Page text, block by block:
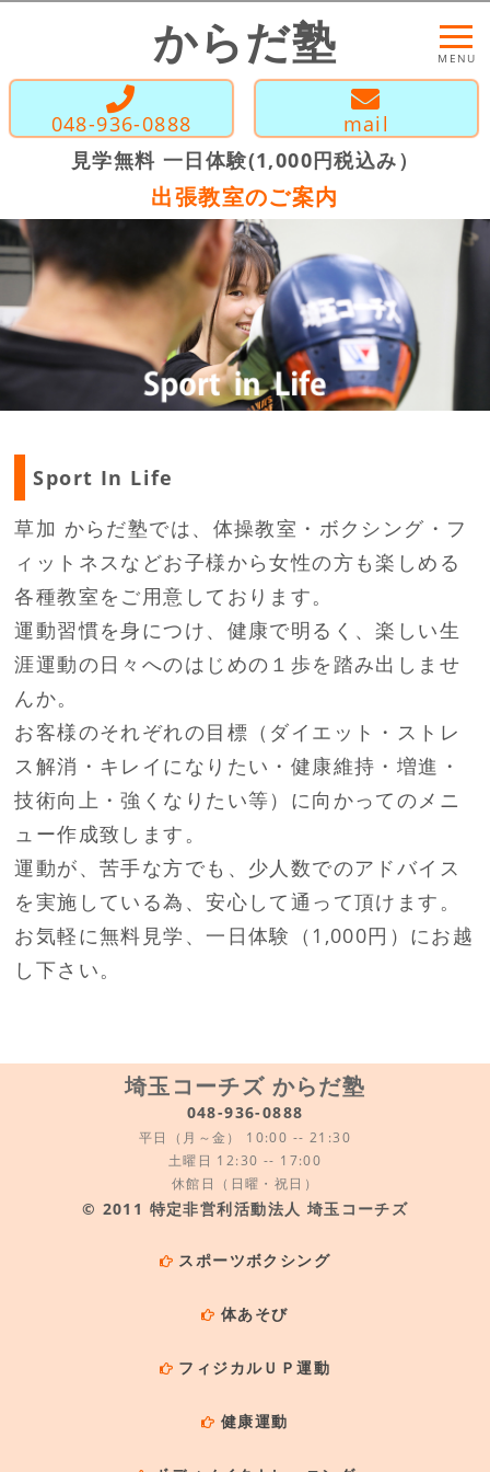
からだ塾 MENU
048-936-0888
mail
見学無料 一日体験(1,000円税込み）
出張教室のご案内
Sport In Life
草加 からだ塾では、体操教室・ボクシング・フ
ィットネスなどお子様から女性の方も楽しめる
各種教室をご用意しております。
運動習慣を身につけ、健康で明るく、楽しい生
涯運動の日々へのはじめの１歩を踏み出しませ
んか。
お客様のそれぞれの目標 （ダイエット・ストレ
ス解消・キレイになりたい・健康維持・増進・
技術向上・強くなりたい等）に向かってのメニ
ュー作成致します。
運動が、苦手な方でも、少人数でのアドバイス
を実施している為、安心して通って頂けます。
お気軽に無料見学、一日体験（1,000円）にお越
し下さい。
埼玉コーチズ からだ塾
048-936-0888
平日（月～金） 10:00 -- 21:30
土曜日 12:30 -- 17:00
休館日（日曜・祝日）
©️ 2011 特定非営利活動法人 埼玉コーチズ
スポーツボクシング
体あそび
フィジカルＵＰ運動
健康運動